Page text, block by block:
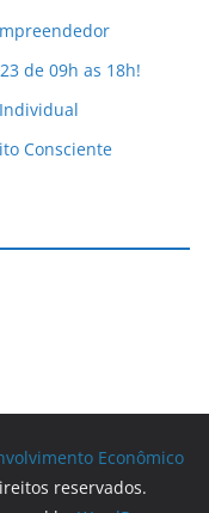
de 09h as 18h!
Consciente
Econômico
reservados.